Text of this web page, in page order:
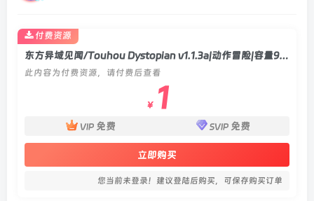
东方异域见闻/Touhou Dystopian v1.1.3a|动作冒险|容量9GB|官方中文版
此内容为付费资源，请付费后查看
￥ 1
VIP 免费 SVIP 免费
立即购买
您当前未登录！建议登陆后购买，可保存购买订单
付费资源